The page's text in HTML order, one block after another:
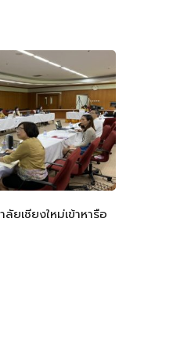
เชียงใหม่เข้าหารือ